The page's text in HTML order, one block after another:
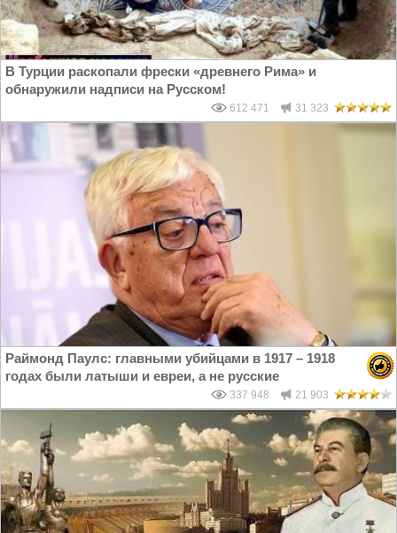
В Турции раскопали фрески «древнего Рима» и
обнаружили надписи на Русском!
612 471 31 323
Раймонд Паулс: главными убийцами в 1917 – 1918
годах были латыши и евреи, а не русские
337 948 21 903